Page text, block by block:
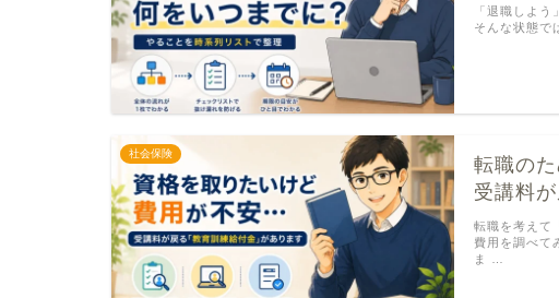
「退職しよ
そんな状態で
社会保険
転職の
受講料
転職を考えて
費用を調べて
ま …